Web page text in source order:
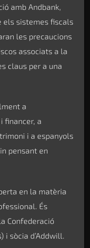
amb Andbank,
els sistemes fiscals
les precaucions
associats a la
claus per a una
a
financer, a
i a espanyols
pensant en
en la matèria
És
Confederació
i sòcia d’Addwill.